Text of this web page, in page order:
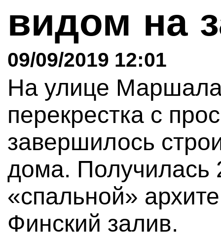
видом на
09/09/2019 12:01
На улице Маршала
перекрестка с
завершилось
дома. Получилась
«спальной»
Финский залив.